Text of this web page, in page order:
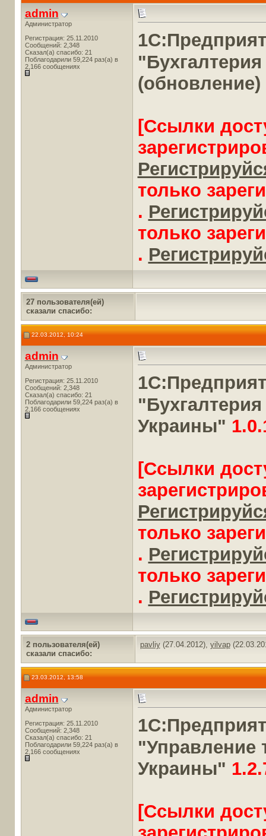
admin
Администратор
Регистрация: 25.11.2010
Сообщений: 2,348
Сказал(а) спасибо: 21
Поблагодарили 59,224 раз(а) в
2,166 сообщениях
[Ссылки
только
.
только
.
27 пользователя(ей)
сказали cпасибо:
22.03.2012, 10:24
admin
Администратор
Регистрация: 25.11.2010
Сообщений: 2,348
Сказал(а) спасибо: 21
Поблагодарили 59,224 раз(а) в
2,166 сообщениях
Украины"
[Ссылки
только
.
только
.
2 пользователя(ей)
сказали cпасибо:
pavliy(27.04.2012), yilvap
23.03.2012, 13:58
admin
Администратор
Регистрация: 25.11.2010
Сообщений: 2,348
Сказал(а) спасибо: 21
Поблагодарили 59,224 раз(а) в
2,166 сообщениях
"Управление
Украины"
[Ссылки